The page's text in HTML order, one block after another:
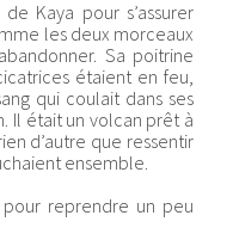
Kaya pour s’assurer
les deux morceaux
Sa poitrine
étaient en feu,
qui coulait dans ses
Il était un volcan prêt à
d’autre que ressentir
ensemble.
reprendre un peu